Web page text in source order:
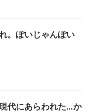
。ぽいじゃんぽい
代にあらわれた…か